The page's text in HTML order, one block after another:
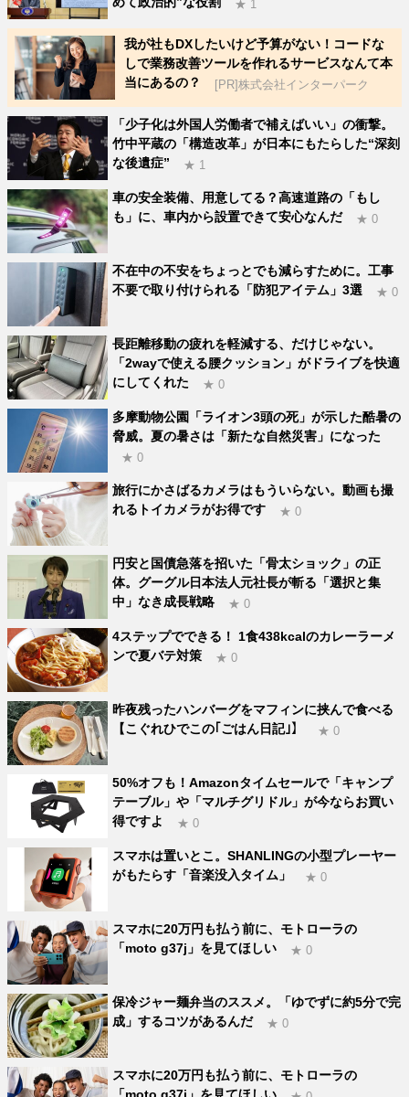
★ 1
我が社もDXしたいけど予算がない！コードな
しで業務改善ツールを作れるサービスなんて本
当にあるの？
[PR]株式会社インターパーク
「少子化は外国人労働者で補えばいい」の衝撃。
竹中平蔵の「構造改革」が日本にもたらした“深刻
な後遺症”
★ 1
車の安全装備、用意してる？高速道路の「もし
も」に、車内から設置できて安心なんだ
★ 0
不在中の不安をちょっとでも減らすために。工事
不要で取り付けられる「防犯アイテム」3選
★ 0
長距離移動の疲れを軽減する、だけじゃない。
「2wayで使える腰クッション」がドライブを快適
にしてくれた
★ 0
多摩動物公園「ライオン3頭の死」が示した酷暑の
脅威。夏の暑さは「新たな自然災害」になった
★ 0
旅行にかさばるカメラはもういらない。動画も撮
れるトイカメラがお得です
★ 0
円安と国債急落を招いた「骨太ショック」の正
体。グーグル日本法人元社長が斬る「選択と集
中」なき成長戦略
★ 0
4ステップでできる！ 1食438kcalのカレーラーメ
ンで夏バテ対策
★ 0
昨夜残ったハンバーグをマフィンに挟んで食べる
【こぐれひでこの｢ごはん日記｣】
★ 0
50%オフも！Amazonタイムセールで「キャンプ
テーブル」や「マルチグリドル」が今ならお買い
得ですよ
★ 0
スマホは置いとこ。SHANLINGの小型プレーヤー
がもたらす「音楽没入タイム」
★ 0
スマホに20万円も払う前に、モトローラの
「moto g37j」を見てほしい
★ 0
保冷ジャー麺弁当のススメ。「ゆでずに約5分で完
成」するコツがあるんだ
★ 0
スマホに20万円も払う前に、モトローラの